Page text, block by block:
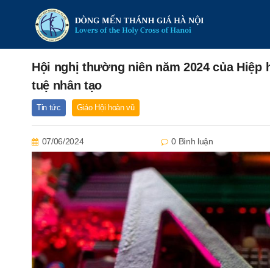
Hội nghị thường niên năm 2024 của
tuệ nhân tạo
Tin tức Giáo Hội hoàn vũ
07/06/2024 0 Bình luận